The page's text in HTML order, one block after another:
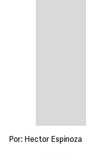
Por: Hector Espinoza